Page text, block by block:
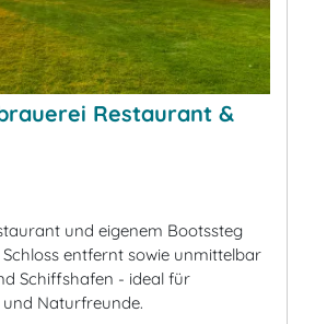
Restaurant &
und eigenem Bootssteg
entfernt sowie unmittelbar
Schiffshafen - ideal für
Naturfreunde.